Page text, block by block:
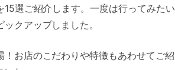
選ご紹介します。一度は行ってみたい
クアップしました。
お店のこだわりや特徴もあわせてご紹